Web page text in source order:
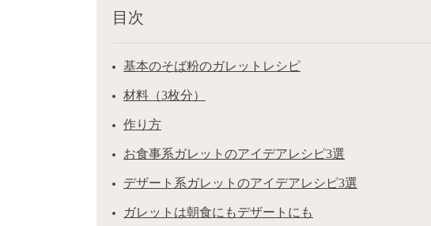
目次
基本のそば粉のガレットレシピ
材料（3枚分）
作り方
お食事系ガレットのアイデアレシピ3選
デザート系ガレットのアイデアレシピ3選
ガレットは朝食にもデザートにも